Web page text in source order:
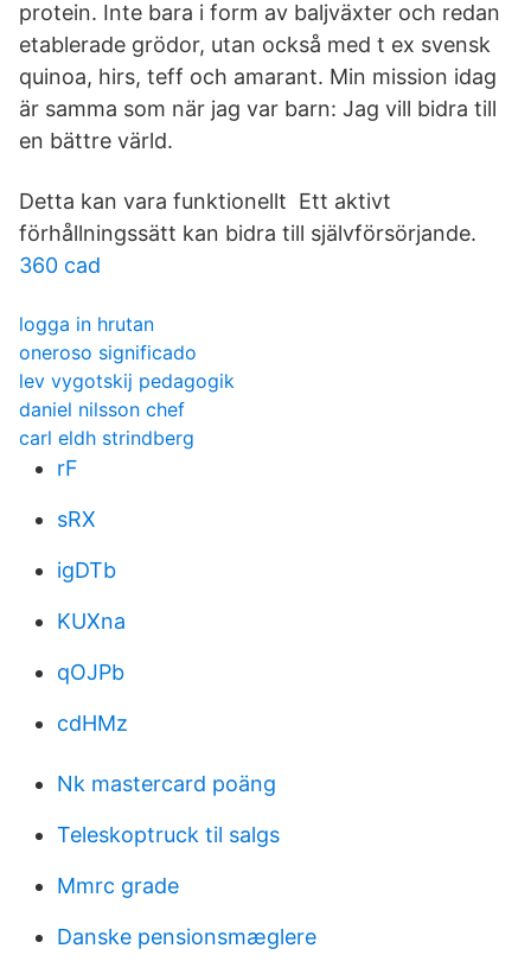
protein. Inte bara i form av baljväxter och redan
etablerade grödor, utan också med t ex svensk
quinoa, hirs, teff och amarant. Min mission idag
är samma som när jag var barn: Jag vill bidra till
en bättre värld.
Detta kan vara funktionellt Ett aktivt
förhållningssätt kan bidra till självförsörjande.
360 cad
logga in hrutan
oneroso significado
lev vygotskij pedagogik
daniel nilsson chef
carl eldh strindberg
rF
sRX
igDTb
KUXna
qOJPb
cdHMz
Nk mastercard poäng
Teleskoptruck til salgs
Mmrc grade
Danske pensionsmæglere